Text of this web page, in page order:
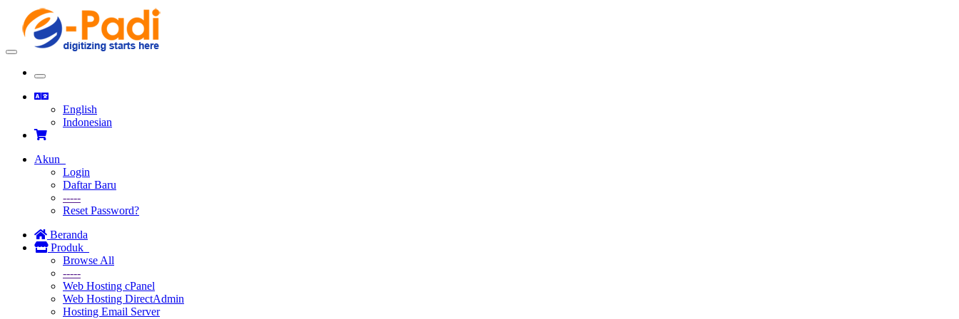
Toggle
Toggle
navigation
English
Indonesian
Akun
Login
Daftar Baru
-----
Reset Password?
Beranda
Produk
Browse All
-----
Web Hosting cPanel
Web Hosting DirectAdmin
Hosting Email Server